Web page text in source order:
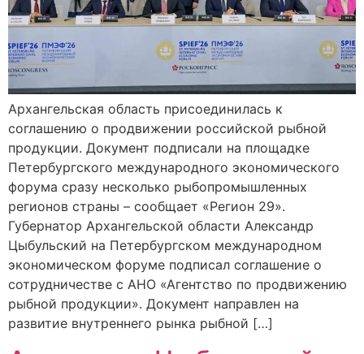
Архангельская область присоединилась к
соглашению о продвижении российской рыбной
продукции. Документ подписали на площадке
Петербургского международного экономического
форума сразу несколько рыбопромышленных
регионов страны – сообщает «Регион 29».
Губернатор Архангельской области Александр
Цыбульский на Петербургском международном
экономическом форуме подписал соглашение о
сотрудничестве с АНО «Агентство по продвижению
рыбной продукции». Документ направлен на
развитие внутреннего рынка рыбной […]